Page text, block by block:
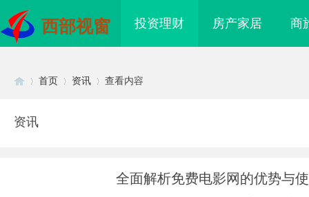
西部视窗 投资理财 房产家居 商
首页 资讯 查看内容
资讯
全面解析免费电影网的优势与